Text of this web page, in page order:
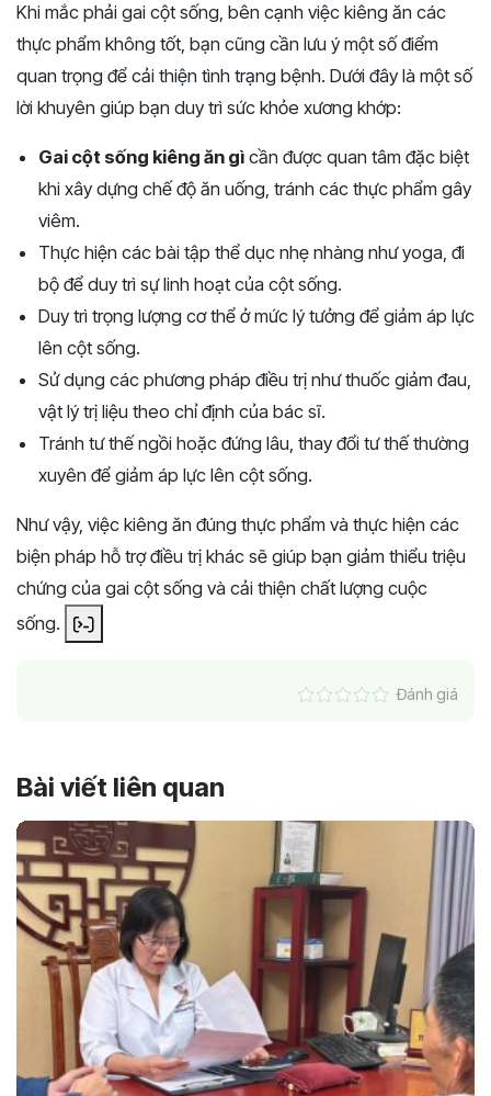
Khi mắc phải gai cột sống, bên cạnh việc kiêng ăn các
thực phẩm không tốt, bạn cũng cần lưu ý một số điểm
quan trọng để cải thiện tình trạng bệnh. Dưới đây là một số
lời khuyên giúp bạn duy trì sức khỏe xương khớp:
Gai cột sống kiêng ăn gì cần được quan tâm đặc biệt
khi xây dựng chế độ ăn uống, tránh các thực phẩm gây
viêm.
Thực hiện các bài tập thể dục nhẹ nhàng như yoga, đi
bộ để duy trì sự linh hoạt của cột sống.
Duy trì trọng lượng cơ thể ở mức lý tưởng để giảm áp lực
lên cột sống.
Sử dụng các phương pháp điều trị như thuốc giảm đau,
vật lý trị liệu theo chỉ định của bác sĩ.
Tránh tư thế ngồi hoặc đứng lâu, thay đổi tư thế thường
xuyên để giảm áp lực lên cột sống.
Như vậy, việc kiêng ăn đúng thực phẩm và thực hiện các
biện pháp hỗ trợ điều trị khác sẽ giúp bạn giảm thiểu triệu
chứng của gai cột sống và cải thiện chất lượng cuộc
sống. ​
Đánh giá
Bài viết liên quan